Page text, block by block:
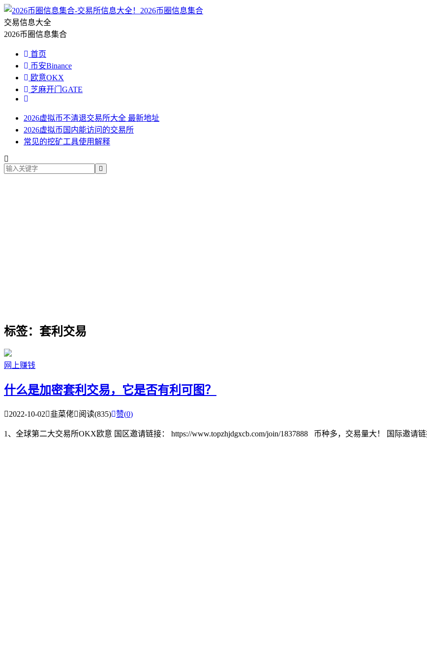
2026币圈信息集合
交易信息大全
2026币圈信息集合
首页
币安Binance
欧意OKX
芝麻开门GATE
2026虚拟币不清退交易所大全 最新地址
2026虚拟币国内能访问的交易所
常见的挖矿工具使用解释
标签：套利交易
网上赚钱
什么是加密套利交易，它是否有利可图？
2022-10-02 韭菜佬 阅读(835) 赞(0)
1、全球第二大交易所OKX欧意 国区邀请链接： https://www.topzhjdgxcb.com/join/1837888 币种多，交易量大！ 国际邀请链